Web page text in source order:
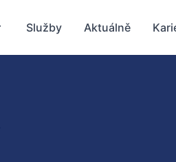
Služby Aktuálně